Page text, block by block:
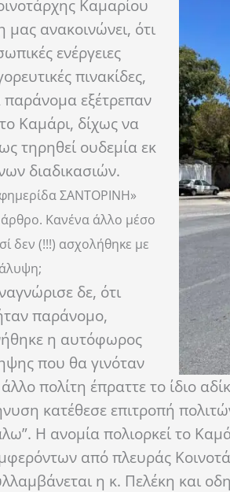
Καμαρίου
ανακοινώνει, ότι
ενέργειες
πινακίδες,
εξέτρεπαν
Καμάρι, δίχως να
τηρηθεί ουδεμία εκ
διαδικασιών.
ΣΑΝΤΟΡΙΝΗ»
άρθρο. Κανένα άλλο μέσο
δεν (!!!) ασχολήθηκε με
δε, ότι
παράνομο,
η αυτόφωρος
που θα γινόταν
πολίτη έπραττε το ίδιο
κατέθεσε επιτροπή
Η ανομία πολιορκεί το
από πλευράς
η κ. Πελέκη και